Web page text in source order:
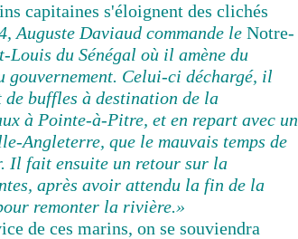
capitaines s'éloignent des clichés
Auguste Daviaud commande le Notre-
du Sénégal où il amène du
gouvernement. Celui-ci déchargé, il
de buffles à destination de la
à Pointe-à-Pitre, et en repart avec un
Angleterre, que le mauvais temps de
Il fait ensuite un retour sur la
après avoir attendu la fin de la
remonter la rivière.»
de ces marins, on se souviendra